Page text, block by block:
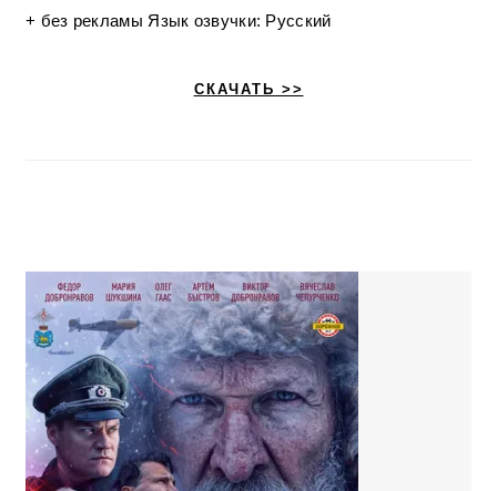
+ без рекламы Язык озвучки: Русский
СКАЧАТЬ >>